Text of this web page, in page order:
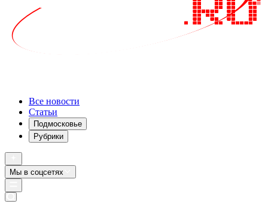
Все новости
Статьи
Подмосковье
Рубрики
Мы в соцсетях